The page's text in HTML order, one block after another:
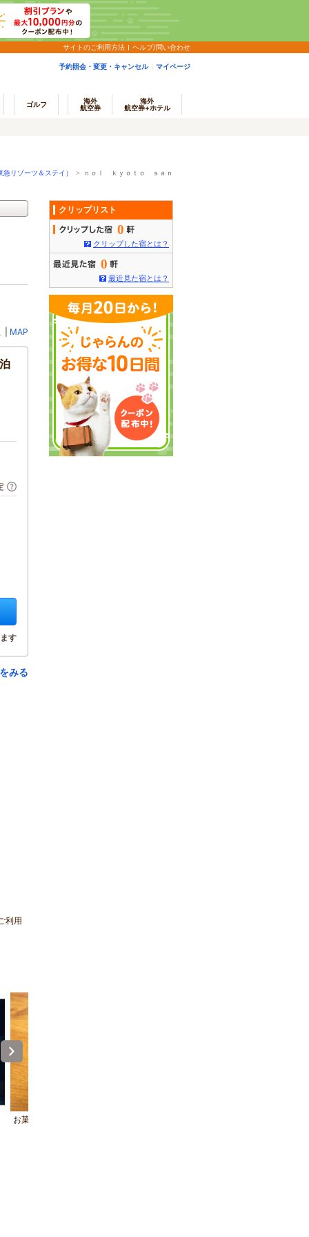
サイトのご利用方法 ヘルプ/問い合わせ
予約照会・変更・キャンセル マイページ
ゴルフ
海外
航空券
海外
航空券+ホテル
リゾーツ＆ステイ） > ｎｏｌ ｋｙｏｔｏ ｓａｎ
MAP
す
みる
利用
お菓子
クリップリスト
0
クリップした宿とは？
0
最近見た宿とは？